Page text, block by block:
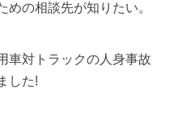
めの相談先が知りたい。
車対トラックの人身事故
した!